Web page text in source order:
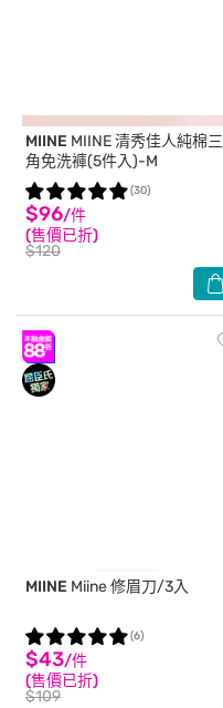
MIINE MIINE 清秀佳人純棉三
角免洗褲(5件入)-M
$96/件
(售價已折)
$120
(30)
MIINE Miine 修眉刀/3入
$43/件
(售價已折)
$109
(6)